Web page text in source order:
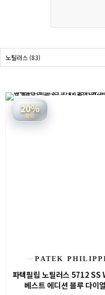
노틸러스 (83)
20%
할인
PATEK
파텍필립 노틸러스 5712 SS
베스트 에디션 블루 다이